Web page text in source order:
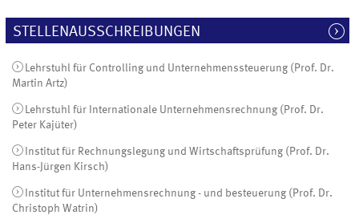
STELLENAUSSCHREIBUNGEN
Lehrstuhl für Controlling und Unternehmenssteuerung (Prof. Dr.
Martin Artz)
Lehrstuhl für Internationale Unternehmensrechnung (Prof. Dr.
Peter Kajüter)
Institut für Rechnungslegung und Wirtschaftsprüfung (Prof. Dr.
Hans-Jürgen Kirsch)
Institut für Unternehmensrechnung - und besteuerung (Prof. Dr.
Christoph Watrin)